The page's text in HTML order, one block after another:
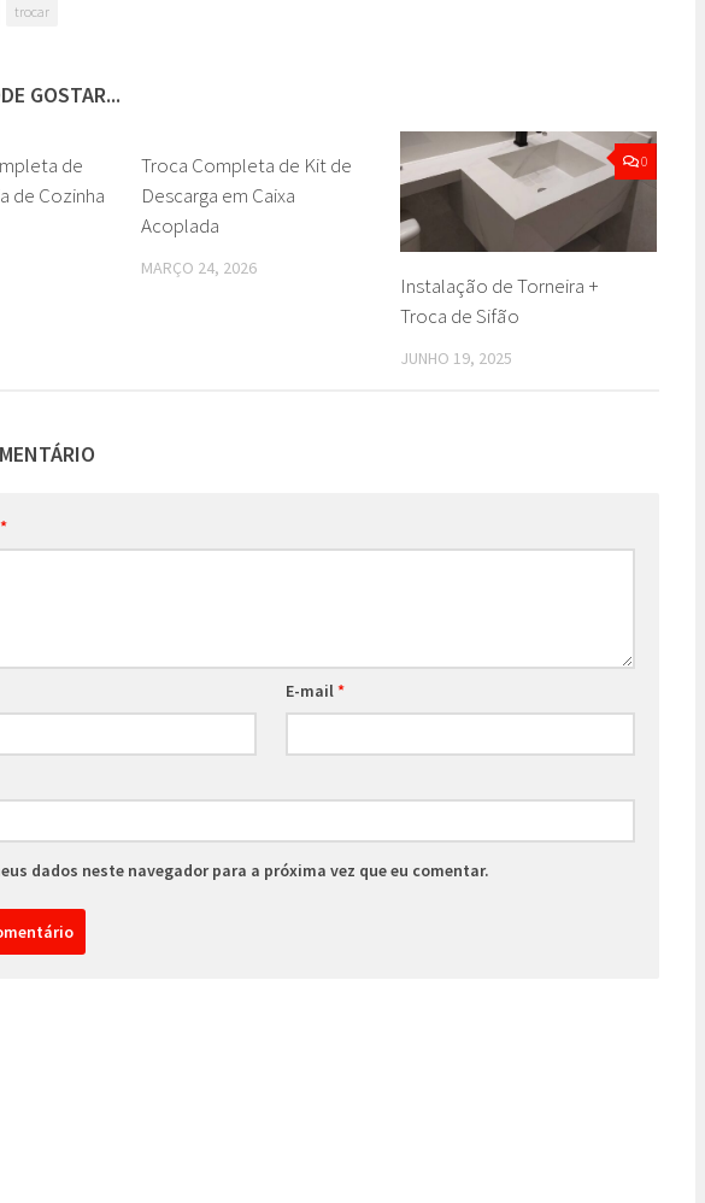
trocar
GOSTAR...
de
de Cozinha
Troca Completa de Kit de
Descarga em Caixa
Acoplada
MARÇO 24, 2026
0
Instalação de Torneira +
Troca de Sifão
JUNHO 19, 2025
*
E-mail*
dados neste navegador para a próxima vez que eu comentar.